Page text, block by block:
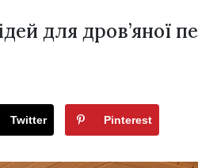
для дров’яної
Twitter Pinterest